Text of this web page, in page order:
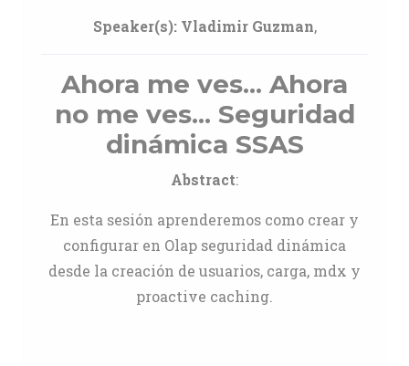
Speaker(s): Vladimir Guzman,
Ahora me ves... Ahora
no me ves... Seguridad
dinámica SSAS
Abstract:
En esta sesión aprenderemos como crear y
configurar en Olap seguridad dinámica
desde la creación de usuarios, carga, mdx y
proactive caching.